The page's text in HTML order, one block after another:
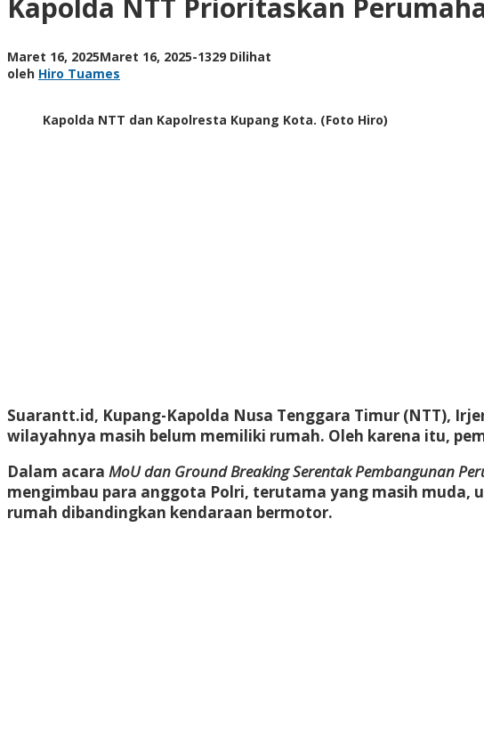
Bersubsidi
Polri
Kapolda NTT Prioritaskan
Maret 16, 2025Maret 16, 2025oleh
-1329 Dilihat
oleh Hiro Tuames
Kapolda NTT dan Kapolresta Kupang Kota. (Foto Hiro)
Suarantt.id, Kupang-Kapolda Nusa Tenggara Timur (NTT),
wilayahnya masih belum memiliki rumah. Oleh karena itu,
Dalam acara MoU dan Ground Breaking Serentak Pembangunan
mengimbau para anggota Polri, terutama yang masih
rumah dibandingkan kendaraan bermotor.